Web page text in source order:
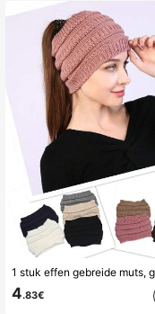
4.83€